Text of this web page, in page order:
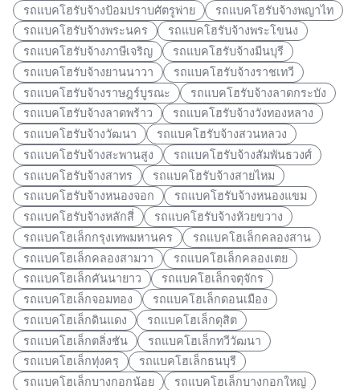
รถแบคโฮรับจ้างป้อมปราบศัตรูพ่าย
รถแบคโฮรับจ้างพญาไท
รถแบคโฮรับจ้างพระนคร
รถแบคโฮรับจ้างพระโขนง
รถแบคโฮรับจ้างภาษีเจริญ
รถแบคโฮรับจ้างมีนบุรี
รถแบคโฮรับจ้างยานนาวา
รถแบคโฮรับจ้างราชเทวี
รถแบคโฮรับจ้างราษฎร์บูรณะ
รถแบคโฮรับจ้างลาดกระบัง
รถแบคโฮรับจ้างลาดพร้าว
รถแบคโฮรับจ้างวังทองหลาง
รถแบคโฮรับจ้างวัฒนา
รถแบคโฮรับจ้างสวนหลวง
รถแบคโฮรับจ้างสะพานสูง
รถแบคโฮรับจ้างสัมพันธวงศ์
รถแบคโฮรับจ้างสาทร
รถแบคโฮรับจ้างสายไหม
รถแบคโฮรับจ้างหนองจอก
รถแบคโฮรับจ้างหนองแขม
รถแบคโฮรับจ้างหลักสี่
รถแบคโฮรับจ้างห้วยขวาง
รถแบคโฮเล็กกรุงเทพมหานคร
รถแบคโฮเล็กคลองสาน
รถแบคโฮเล็กคลองสามวา
รถแบคโฮเล็กคลองเตย
รถแบคโฮเล็กคันนายาว
รถแบคโฮเล็กจตุจักร
รถแบคโฮเล็กจอมทอง
รถแบคโฮเล็กดอนเมือง
รถแบคโฮเล็กดินแดง
รถแบคโฮเล็กดุสิต
รถแบคโฮเล็กตลิ่งชัน
รถแบคโฮเล็กทวีวัฒนา
รถแบคโฮเล็กทุ่งครุ
รถแบคโฮเล็กธนบุรี
รถแบคโฮเล็กบางกอกน้อย
รถแบคโฮเล็กบางกอกใหญ่